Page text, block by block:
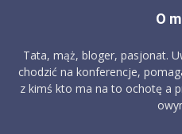
O
Tata, mąż, bloger, pasjonat.
chodzić na konferencje,
z kimś kto ma na to ochotę a